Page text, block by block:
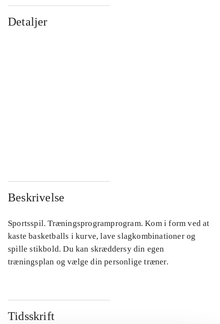
Detaljer
Beskrivelse
Sportsspil. Træningsprogramprogram. Kom i form ved at
kaste basketballs i kurve, lave slagkombinationer og
spille stikbold. Du kan skræddersy din egen
træningsplan og vælge din personlige træner.
Tidsskrift